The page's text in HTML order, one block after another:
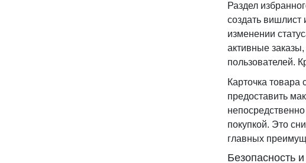
Раздел
создать
изменении
активные
пользователей.
Карточка
предоставить
покупкой. Это
главных
Безопасность